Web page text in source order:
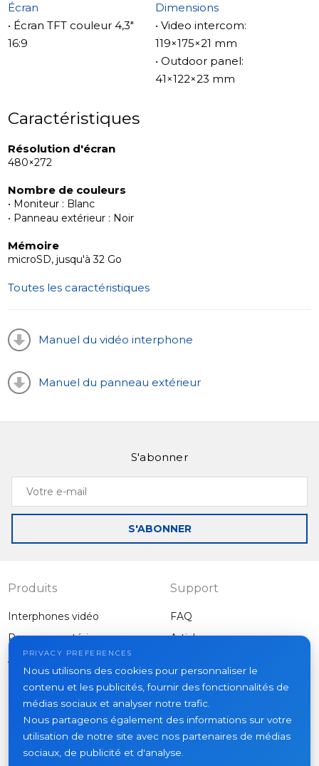
Écran
• Écran TFT couleur 4,3"
16:9
Dimensions
• Video intercom:
119×175×21 mm
• Outdoor panel:
41×122×23 mm
Caractéristiques
Résolution d'écran
480×272
Nombre de couleurs
• Moniteur : Blanc
• Panneau extérieur : Noir
Mémoire
microSD, jusqu'à 32 Go
Toutes les caractéristiques
Manuel du vidéo interphone
Manuel du panneau extérieur
S'abonner
Votre
mail
S'ABONNER
Produits
Interphones vidéo
Panneaux extérieurs
Autres équipements
Support
FAQ
Articles
Projets
À propos
Actualités
Contacts
PRIVACY PREFERENCES
Nous utilisons des cookies pour personnaliser le
contenu et les publicités, fournir des fonctionnalités de
médias sociaux et analyser notre trafic.
Nous partageons également des informations sur votre
utilisation de notre site avec nos partenaires de médias
sociaux, de publicité et d'analyse.